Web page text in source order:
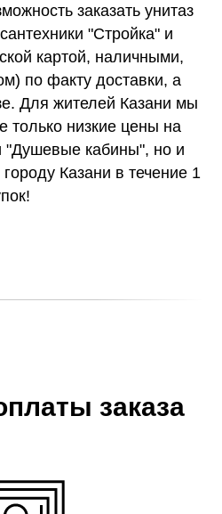
заказать унитаз
"Стройка" и
картой, наличными,
по факту доставки, а
Для жителей Казани мы
только низкие цены на
"Душевые кабины", но и
Казани в течение 1
заказа